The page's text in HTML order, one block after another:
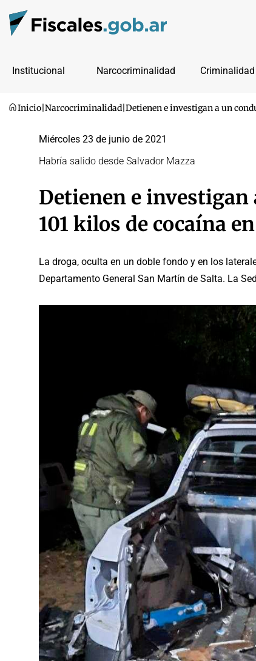
Institucional Narcocriminalidad
Inicio Narcocriminalidad Detienen e investigan a un
Miércoles 23 de junio de 2021
Habría salido desde Salvador Mazza
Detienen e investigan
101 kilos de cocaína
La droga, oculta en un doble fondo y en los
Departamento General San Martín de Salta. La